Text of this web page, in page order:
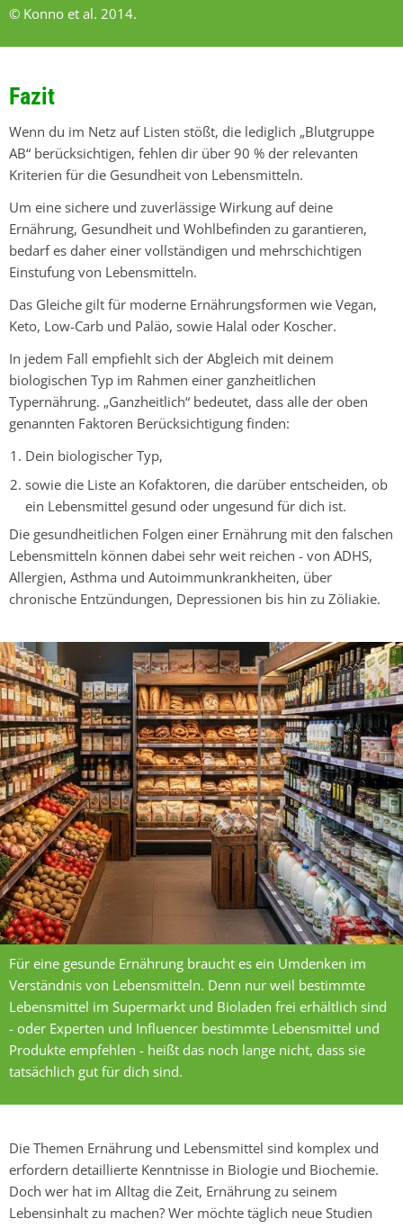
© Konno et al. 2014.
Fazit
Wenn du im Netz auf Listen stößt, die lediglich „Blutgruppe
AB“ berücksichtigen, fehlen dir über 90 % der relevanten
Kriterien für die Gesundheit von Lebensmitteln.
Um eine sichere und zuverlässige Wirkung auf deine
Ernährung, Gesundheit und Wohlbefinden zu garantieren,
bedarf es daher einer vollständigen und mehrschichtigen
Einstufung von Lebensmitteln.
Das Gleiche gilt für moderne Ernährungsformen wie Vegan,
Keto, Low-Carb und Paläo, sowie Halal oder Koscher.
In jedem Fall empfiehlt sich der Abgleich mit deinem
biologischen Typ im Rahmen einer ganzheitlichen
Typernährung. „Ganzheitlich“ bedeutet, dass alle der oben
genannten Faktoren Berücksichtigung finden:
Dein biologischer Typ,
sowie die Liste an Kofaktoren, die darüber entscheiden, ob
ein Lebensmittel gesund oder ungesund für dich ist.
Die gesundheitlichen Folgen einer Ernährung mit den falschen
Lebensmitteln können dabei sehr weit reichen - von ADHS,
Allergien, Asthma und Autoimmunkrankheiten, über
chronische Entzündungen, Depressionen bis hin zu Zöliakie.
Für eine gesunde Ernährung braucht es ein Umdenken im
Verständnis von Lebensmitteln. Denn nur weil bestimmte
Lebensmittel im Supermarkt und Bioladen frei erhältlich sind
- oder Experten und Influencer bestimmte Lebensmittel und
Produkte empfehlen - heißt das noch lange nicht, dass sie
tatsächlich gut für dich sind.
Die Themen Ernährung und Lebensmittel sind komplex und
erfordern detaillierte Kenntnisse in Biologie und Biochemie.
Doch wer hat im Alltag die Zeit, Ernährung zu seinem
Lebensinhalt zu machen? Wer möchte täglich neue Studien